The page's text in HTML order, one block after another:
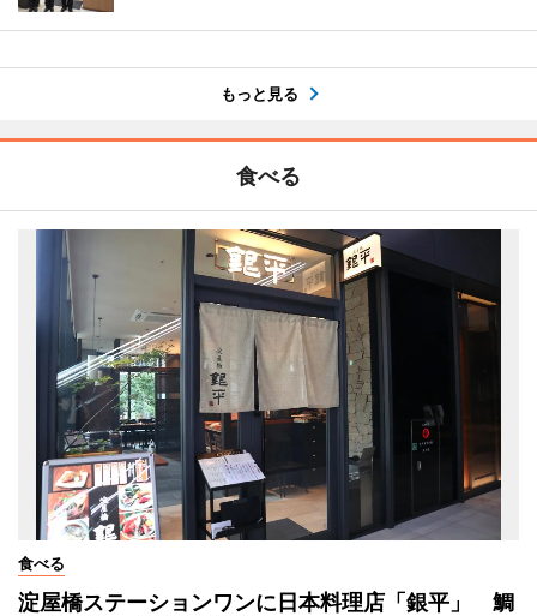
もっと見る
食べる
食べる
淀屋橋ステーションワンに日本料理店「銀平」 鯛